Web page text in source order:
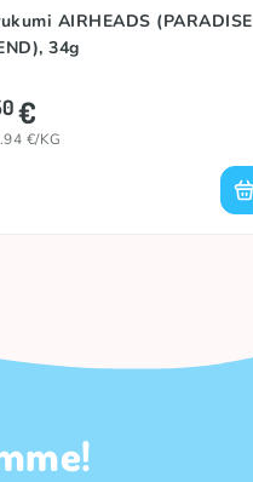
AIRHEADS (PARADISE
34g
€
€/KG